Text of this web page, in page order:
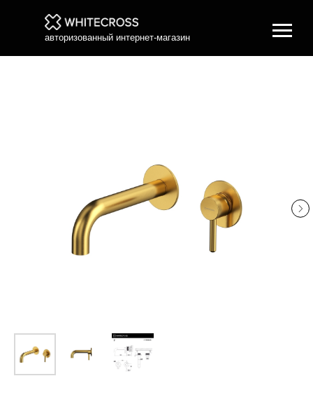
авторизованный интернет-магазин